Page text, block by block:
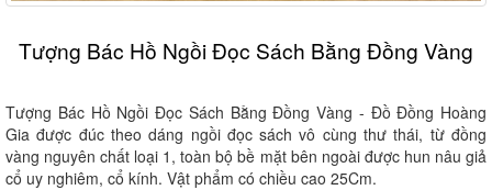
Tượng Bác Hồ Ngồi Đọc Sách Bằng Đồng Vàng
Tượng Bác Hồ Ngồi Đọc Sách Bằng Đồng Vàng - Đồ Đồng Hoàng
Gia được đúc theo dáng ngồi đọc sách vô cùng thư thái, từ đồng
vàng nguyên chất loại 1, toàn bộ bề mặt bên ngoài được hun nâu giả
cổ uy nghiêm, cổ kính. Vật phẩm có chiều cao 25Cm.